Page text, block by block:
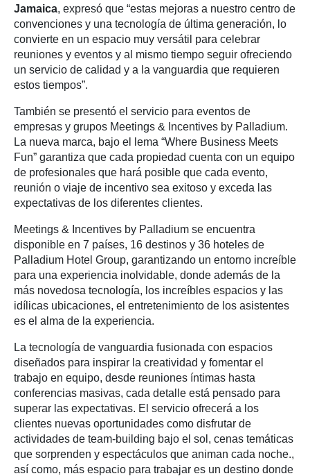
Jamaica, expresó que “estas mejoras a nuestro centro de
convenciones y una tecnología de última generación, lo
convierte en un espacio muy versátil para celebrar
reuniones y eventos y al mismo tiempo seguir ofreciendo
un servicio de calidad y a la vanguardia que requieren
estos tiempos”.
También se presentó el servicio para eventos de
empresas y grupos Meetings & Incentives by Palladium.
La nueva marca, bajo el lema “Where Business Meets
Fun” garantiza que cada propiedad cuenta con un equipo
de profesionales que hará posible que cada evento,
reunión o viaje de incentivo sea exitoso y exceda las
expectativas de los diferentes clientes.
Meetings & Incentives by Palladium se encuentra
disponible en 7 países, 16 destinos y 36 hoteles de
Palladium Hotel Group, garantizando un entorno increíble
para una experiencia inolvidable, donde además de la
más novedosa tecnología, los increíbles espacios y las
idílicas ubicaciones, el entretenimiento de los asistentes
es el alma de la experiencia.
La tecnología de vanguardia fusionada con espacios
diseñados para inspirar la creatividad y fomentar el
trabajo en equipo, desde reuniones íntimas hasta
conferencias masivas, cada detalle está pensado para
superar las expectativas. El servicio ofrecerá a los
clientes nuevas oportunidades como disfrutar de
actividades de team-building bajo el sol, cenas temáticas
que sorprenden y espectáculos que animan cada noche.,
así como, más espacio para trabajar es un destino donde